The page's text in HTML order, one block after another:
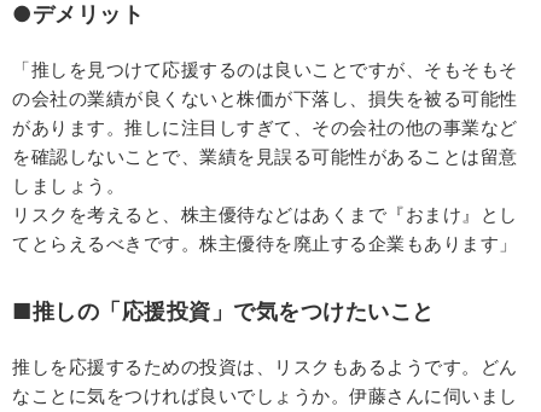
●デメリット
「推しを見つけて応援するのは良いことですが、そもそもそ
の会社の業績が良くないと株価が下落し、損失を被る可能性
があります。推しに注目しすぎて、その会社の他の事業など
を確認しないことで、業績を見誤る可能性があることは留意
しましょう。
リスクを考えると、株主優待などはあくまで『おまけ』とし
てとらえるべきです。株主優待を廃止する企業もあります」
■推しの「応援投資」で気をつけたいこと
推しを応援するための投資は、リスクもあるようです。どん
なことに気をつければ良いでしょうか。伊藤さんに伺いまし